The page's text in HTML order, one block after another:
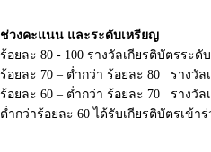
ช่วงคะแนน และระดับเหรียญ
ร้อยละ 80 - 100 รางวัลเกียรติบัตรระดั
ร้อยละ 70 – ต่ำกว่า ร้อยละ 80 รางวัล
ร้อยละ 60 – ต่ำกว่า ร้อยละ 70 รางวั
ต่ำกว่าร้อยละ 60 ได้รับเกียรติบัตรเข้า